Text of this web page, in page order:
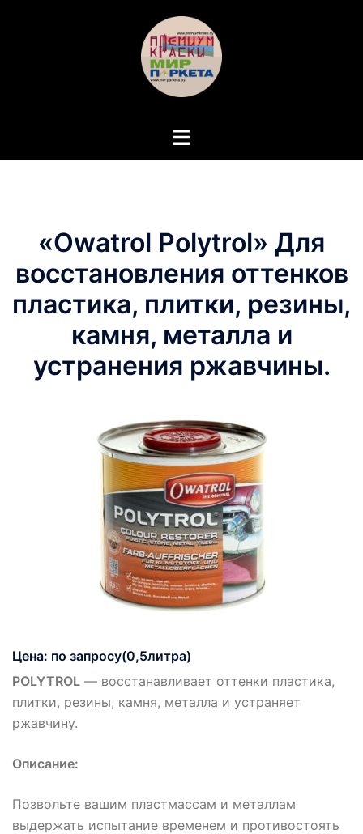
Переключатель
«Owatrol Polytrol» Для
восстановления оттенков
пластика, плитки, резины,
камня, металла и
устранения ржавчины.
Цена: по запросу(0,5литра)
POLYTROL — восстанавливает оттенки пластика,
плитки, резины, камня, металла и устраняет
ржавчину.
Описание:
Позвольте вашим пластмассам и металлам
выдержать испытание временем и противостоять